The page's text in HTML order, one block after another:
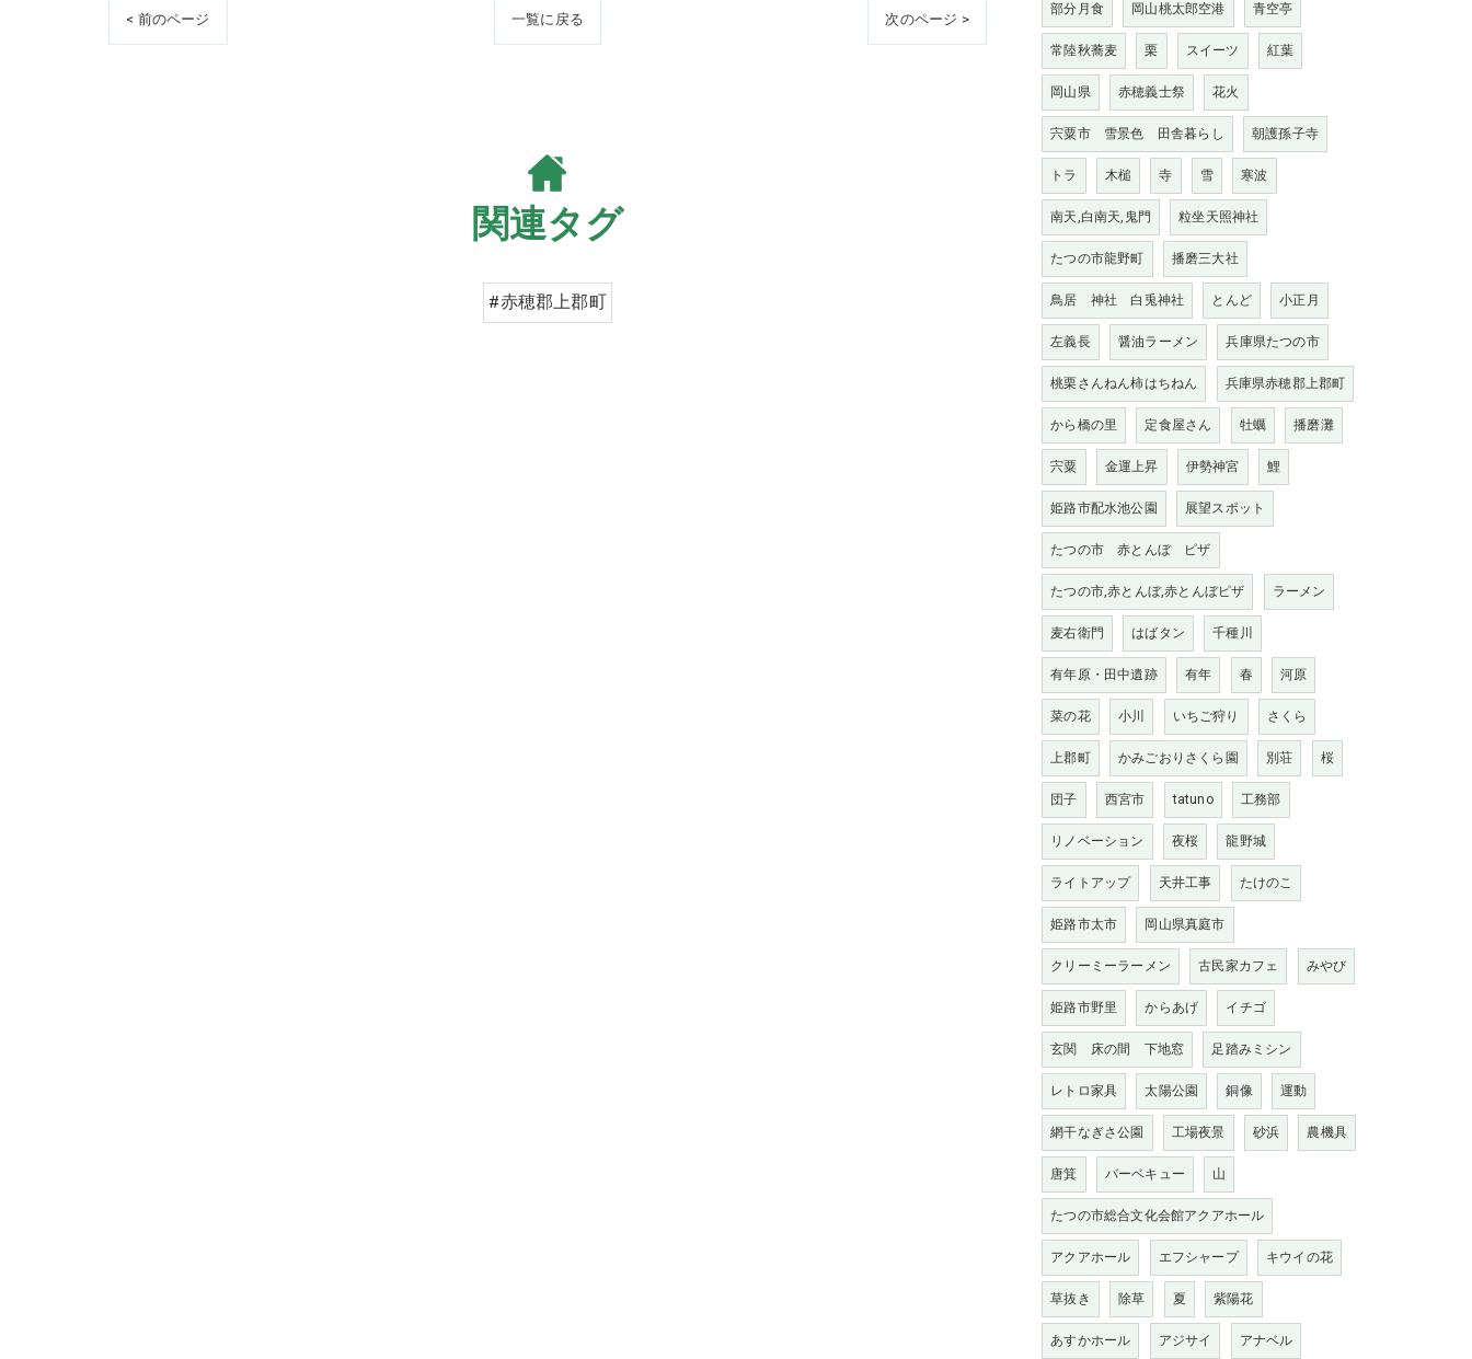
< 前のページ 一覧に戻る 次のページ >
関連タグ
#赤穂郡上郡町
部分月食 岡山桃太郎空港 青空亭
常陸秋蕎麦 栗 スイーツ 紅葉
岡山県 赤穂義士祭 花火
宍粟市 雪景色 田舎暮らし 朝護孫子寺
トラ 木槌 寺 雪 寒波
南天,白南天,鬼門 粒坐天照神社
たつの市龍野町 播磨三大社
鳥居 神社 白兎神社 とんど 小正月
左義長 醤油ラーメン 兵庫県たつの市
桃栗さんねん柿はちねん 兵庫県赤穂郡上郡町
から橋の里 定食屋さん 牡蠣 播磨灘
宍粟 金運上昇 伊勢神宮 鯉
姫路市配水池公園 展望スポット
たつの市 赤とんぼ ピザ
たつの市,赤とんぼ,赤とんぼピザ ラーメン
麦右衛門 はばタン 千種川
有年原・田中遺跡 有年 春 河原
菜の花 小川 いちご狩り さくら
上郡町 かみごおりさくら園 別荘 桜
団子 西宮市 tatuno 工務部
リノベーション 夜桜 龍野城
ライトアップ 天井工事 たけのこ
姫路市太市 岡山県真庭市
クリーミーラーメン 古民家カフェ みやび
姫路市野里 からあげ イチゴ
玄関 床の間 下地窓 足踏みミシン
レトロ家具 太陽公園 銅像 運動
網干なぎさ公園 工場夜景 砂浜 農機具
唐箕 バーベキュー 山
たつの市総合文化会館アクアホール
アクアホール エフシャープ キウイの花
草抜き 除草 夏 紫陽花
あすかホール アジサイ アナベル